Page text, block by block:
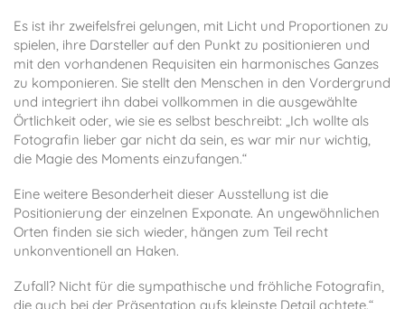
Es ist ihr zweifelsfrei gelungen, mit Licht und Proportionen zu
spielen, ihre Darsteller auf den Punkt zu positionieren und
mit den vorhandenen Requisiten ein harmonisches Ganzes
zu komponieren. Sie stellt den Menschen in den Vordergrund
und integriert ihn dabei vollkommen in die ausgewählte
Örtlichkeit oder, wie sie es selbst beschreibt: „Ich wollte als
Fotografin lieber gar nicht da sein, es war mir nur wichtig,
die Magie des Moments einzufangen.“
Eine weitere Besonderheit dieser Ausstellung ist die
Positionierung der einzelnen Exponate. An ungewöhnlichen
Orten finden sie sich wieder, hängen zum Teil recht
unkonventionell an Haken.
Zufall? Nicht für die sympathische und fröhliche Fotografin,
die auch bei der Präsentation aufs kleinste Detail achtete.“